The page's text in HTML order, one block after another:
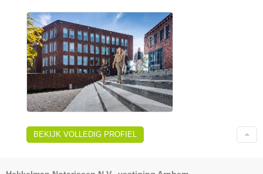
BEKIJK VOLLEDIG PROFIEL